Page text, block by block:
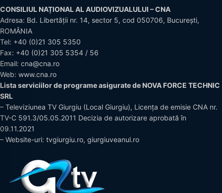
CONSILIUL NAȚIONAL AL AUDIOVIZUALULUI – CNA
Adresa: Bd. Libertății nr. 14, sector 5, cod 050706, București,
ROMÂNIA
Tel: +40 (0)21 305 5350
Fax: +40 (0)21 305 5354 / 56
Email: cna@cna.ro
Web: www.cna.ro
Lista serviciilor de programe asigurate de NOVA FORCE TECHNIC
SRL
– Televiziunea TV Giurgiu (Local Giurgiu), Licența de emisie CNA nr.
TV-C 591.3/05.05.2011 Decizia de autorizare aprobată în
09.11.2021
– Website-uri: tvgiurgiu.ro, giurgiuveanul.ro